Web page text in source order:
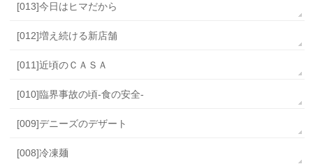
[013]今日はヒマだから
[012]増え続ける新店舗
[011]近頃のＣＡＳＡ
[010]臨界事故の頃-食の安全-
[009]デニーズのデザート
[008]冷凍麺